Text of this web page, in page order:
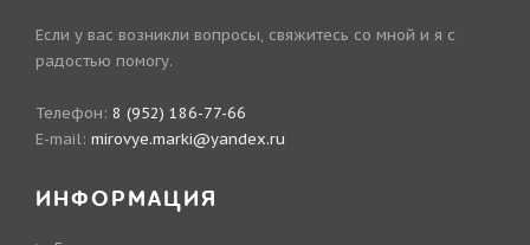
Если у вас возникли вопросы, свяжитесь со мной и я с
радостью помогу.
Телефон: 8 (952) 186-77-66
E-mail: mirovye.marki@yandex.ru
ИНФОРМАЦИЯ